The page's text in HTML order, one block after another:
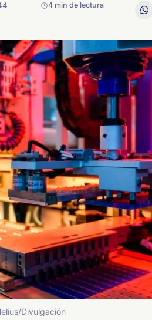
4 min de lectura
Divulgación